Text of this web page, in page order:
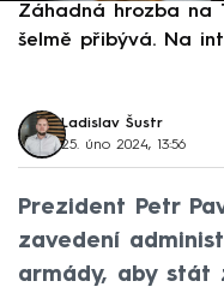
Záhadná hrozba na
šelmě přibývá. Na
Ladislav Šustr
25. úno 2024, 13:56
Prezident Petr
zavedení
armády, aby stát